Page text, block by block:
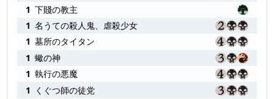
1 下賤の教主
1 名うての殺人鬼、虐殺少女
1 墓所のタイタン
1 蠍の神
1 執行の悪魔
1
くぐつ師の徒党